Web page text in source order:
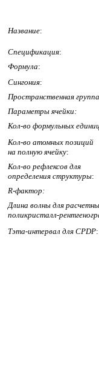
Название:
Спецификация:
Формула:
Сингония:
Пространственная группа
Параметры ячейки:
Кол-во формульных единиц
Кол-во атомных позиций
на полную ячейку:
Кол-во рефлексов для
определения структуры:
R-фактор:
Длина волны для
поликристалл-
Тэта-интервал для CPDP: